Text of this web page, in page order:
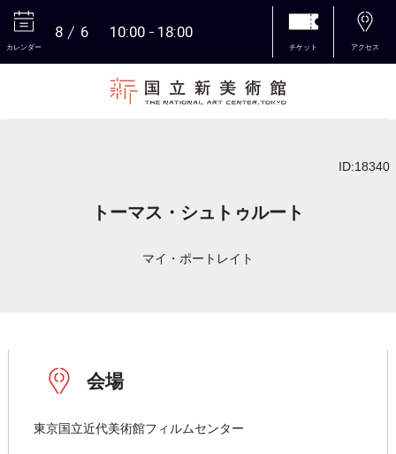
カレンダー
8 6 10:00 18:00
チケット アクセス
ID:18340
トーマス・シュトゥルート
マイ・ポートレイト
会場
東京国立近代美術館フィルムセンター